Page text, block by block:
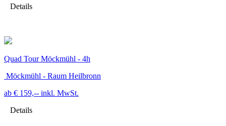
Details
Quad Tour Möckmühl - 4h
Möckmühl - Raum Heilbronn
ab € 159,-- inkl. MwSt.
Details